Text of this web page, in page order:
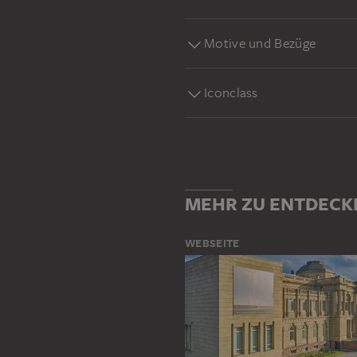
Motive und Bezüge
Iconclass
MEHR ZU
WEBSEITE